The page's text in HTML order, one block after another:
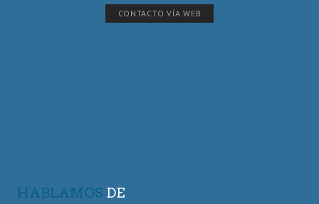
CONTACTO VÍA WEB
HABLAMOS DE